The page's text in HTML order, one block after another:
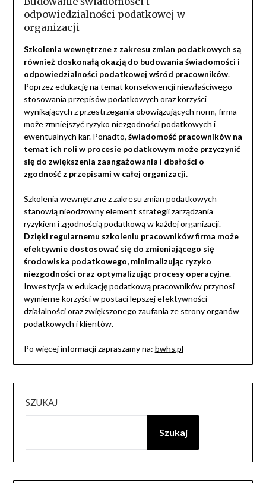
odpowiedzialności podatkowej w
organizacji
Szkolenia wewnętrzne z zakresu zmian podatkowych są
również doskonałą okazją do budowania świadomości i
odpowiedzialności podatkowej wśród pracowników.
Poprzez edukację na temat konsekwencji niewłaściwego
stosowania przepisów podatkowych oraz korzyści
wynikających z przestrzegania obowiązujących norm, firma
może zmniejszyć ryzyko niezgodności podatkowych i
ewentualnych kar. Ponadto, świadomość pracowników na
temat ich roli w procesie podatkowym może przyczynić
się do zwiększenia zaangażowania i dbałości o
zgodność z przepisami w całej organizacji.
Szkolenia wewnętrzne z zakresu zmian podatkowych
stanowią nieodzowny element strategii zarządzania
ryzykiem i zgodnością podatkową w każdej organizacji.
Dzięki regularnemu szkoleniu pracowników firma może
efektywnie dostosować się do zmieniającego się
środowiska podatkowego, minimalizując ryzyko
niezgodności oraz optymalizując procesy operacyjne.
Inwestycja w edukację podatkową pracowników przynosi
wymierne korzyści w postaci lepszej efektywności
działalności oraz zwiększonego zaufania ze strony organów
podatkowych i klientów.
Po więcej informacji zapraszamy na: bwhs.pl
SZUKAJ
Szukaj